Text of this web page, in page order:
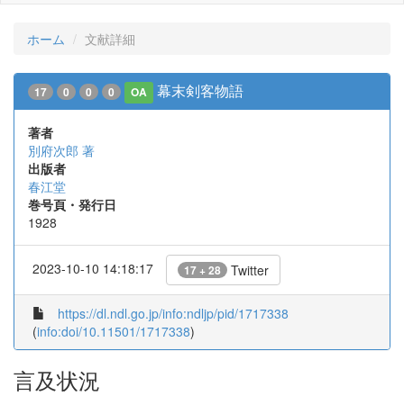
ホーム 文献詳細
17 0 0 0 OA 幕末剣客物語
著者
別府次郎 著
出版者
春江堂
巻号頁・発行日
1928
2023-10-10 14:18:17 17 + 28 Twitter
https://dl.ndl.go.jp/info:ndljp/pid/1717338
(info:doi/10.11501/1717338)
言及状況